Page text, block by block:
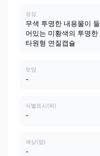
성상
무색 투명한 내용물이 들
어있는 미황색의 투명한
타원형 연질캡슐
모양
-
식별표시(뒤)
-
색상(앞)
-